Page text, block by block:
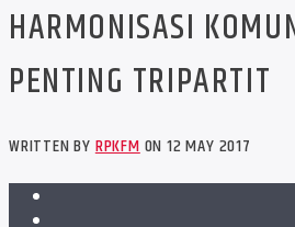
HARMONISASI
PENTING TRIPARTIT
WRITTEN BYRPKFMON 12 MAY 2017